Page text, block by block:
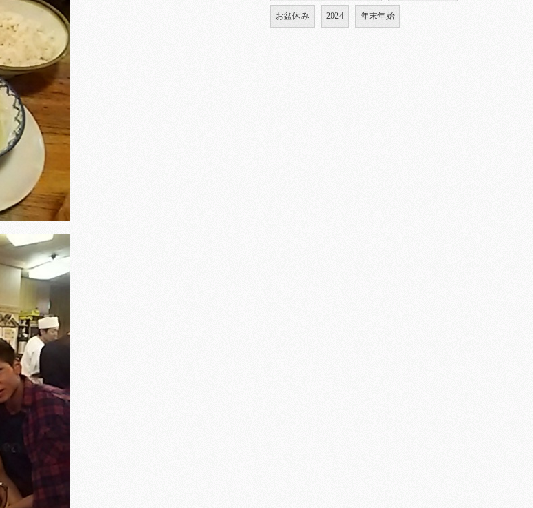
お盆休み 2024 年末年始